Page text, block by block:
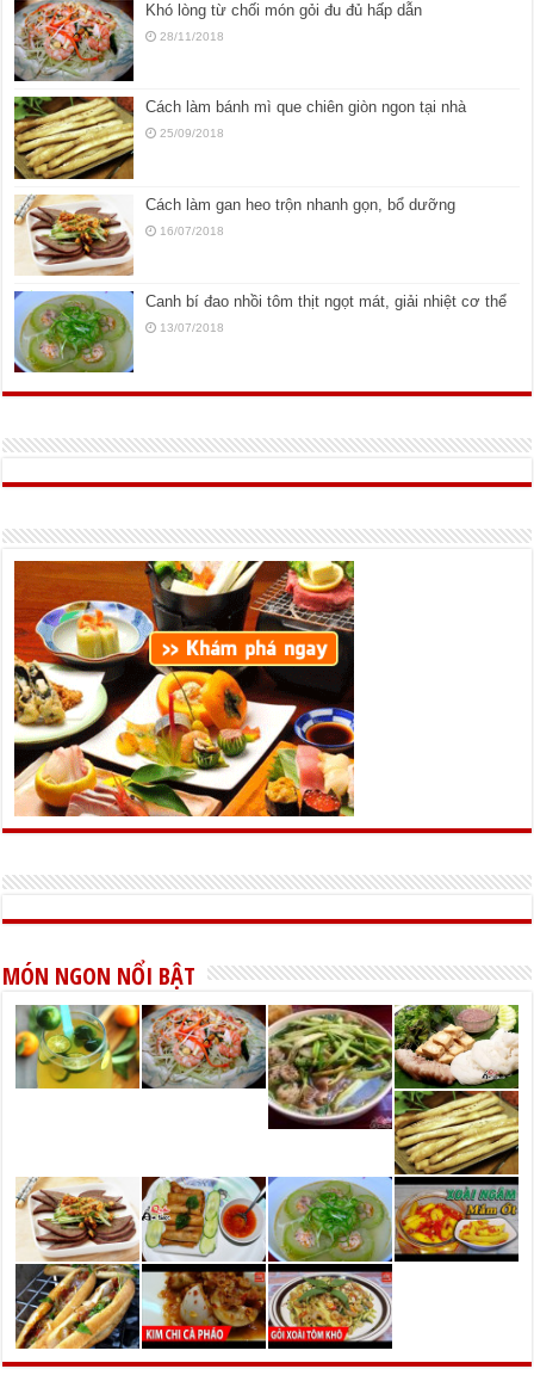
Khó lòng từ chối món gỏi đu đủ hấp dẫn
28/11/2018
Cách làm bánh mì que chiên giòn ngon tại nhà
25/09/2018
Cách làm gan heo trộn nhanh gọn, bổ dưỡng
16/07/2018
Canh bí đao nhồi tôm thịt ngọt mát, giải nhiệt cơ thể
13/07/2018
MÓN NGON NỔI BẬT